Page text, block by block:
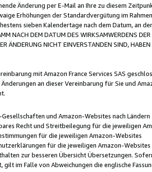
Änderung per E-Mail an Ihre zu diesem
Erhöhungen der Standardvergütung im
sieben Kalendertage nach dem Datum, an
NACH DEM DATUM DES WIRKSAMWERDENS
ÄNDERUNG NICHT EINVERSTANDEN SIND,
mit Amazon France Services SAS
an dieser Vereinbarung für Sie und
und Amazon-Websites nach Ländern
Recht und Streitbeilegung für die jeweiligen
für die jeweiligen Amazon-Websites
für die jeweiligen Amazon-Websites
zur besseren Übersicht Übersetzungen.
gilt im Falle von Abweichungen die englische